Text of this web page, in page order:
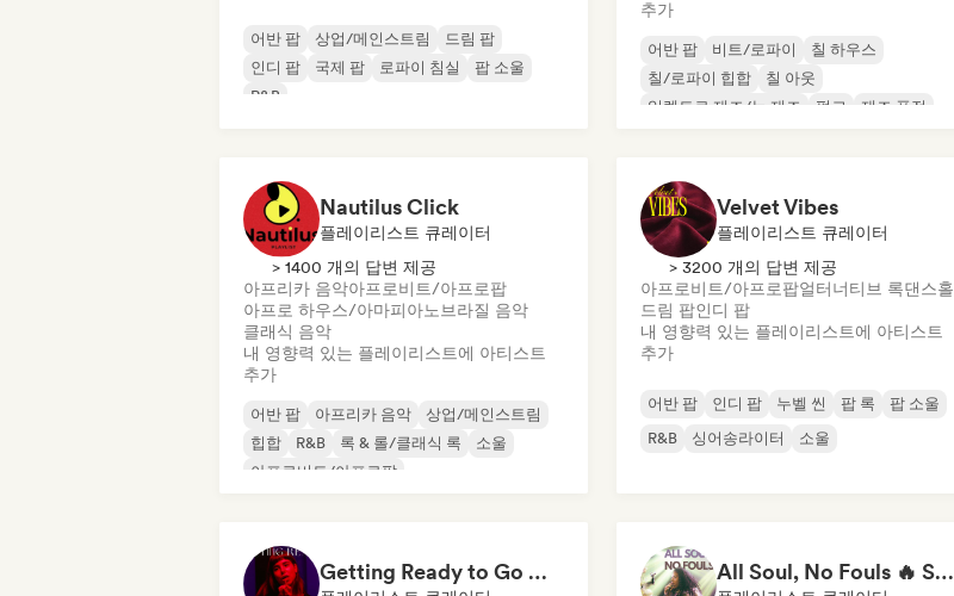
어반 팝 상업/메인스트림
드림 팝
인디 팝
국제 팝 로파이 침실
팝 소울
R&B
추가
어반 팝 비트/로파이
칠 하우스
칠/로파이 힙합
칠 아웃
일렉트로 재즈/뉴 재즈
펑크 재즈 퓨전
Nautilus Click
플레이리스트 큐레이터
> 1400 개의 답변 제공
아프리카 음악아프로비트/아프로팝
아프로 하우스/아마피아노 브라질 음악
클래식 음악
내 영향력 있는 플레이리스트에 아티스트
추가
어반 팝 아프리카 음악
상업/메인스트림
힙합
R&B 록 & 롤/클래식 록
소울
아프로비트/아프로팝
Velvet Vibes
플레이리스트 큐레이터
> 3200 개의 답변 제공
아프로비트/아프로팝얼터너티브 록댄스홀
드림 팝인디 팝
내 영향력 있는 플레이리스트에 아티스트
추가
어반 팝 인디 팝 누벨 씬 팝 록
팝 소울
R&B
싱어송라이터 소울
Getting Ready to Go Out 🍒💋 All Soul, No Fouls 🔥 Smooth Contemporary R&B & Neo Soul